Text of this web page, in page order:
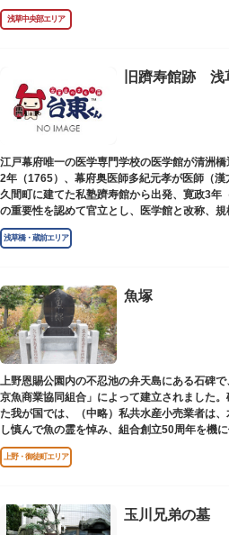
年（1978）に建てられました。
浅草中央部エリア
旧躋寿館跡 浅
江戸幕府唯一の医学専門学校の医学館が清洲
2年（1765）、幕府奥医師多紀元孝が医師（
久間町に建てた私塾躋寿館から出発、寛政3年
の重要性を認めて官立とし、医学館と改称、
（1806）、大火に遭い焼失しましたが、同年
されました。
弟育成をはかるなど、江戸時代後期から明治
献しました。
※現在、この場所に「旧躋寿館跡 浅草医学館
等は設置されておりません。
浅草橋・蔵前エリア
魚塚
上野恩賜公園内の不忍池の弁天島にある石碑
京魚商業協同組合」によって建立されました
た我が国では、（中略）私共水産小売業者は
し慎んで魚の霊を悼み、組合創立50周年を機
す」とあります。
上野・御徒町エリア
玉川兄弟の墓